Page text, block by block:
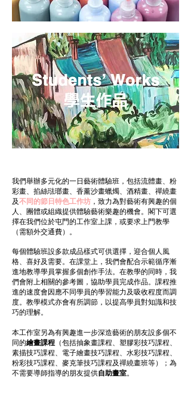
我們舉辦多元化的一日藝術體驗班，包括流體畫、粉
彩畫、掐絲琺瑯畫、香薰沙畫蠟燭、酒精畫、禪繞畫
及不同的節日特色工作坊 ，致力為對藝術有興趣的個
人、團體或組織提供體驗藝術樂趣的機會。閣下可選
擇在我們位於屯門的工作室上課，或要求上門教學
（需額外交通費）。
每個體驗班設多款成品樣式可供選擇， 迎合個人風
格、喜好及需要。在課堂上，我們會配合示範循序漸
進地教導學員掌握多個創作手法。在教學的同時，我
們會附上相關的參考圖，協助學員完成作品。課程推
進的速度會因應不同學員的學習能力及吸收程度而調
度。教學模式亦會有所調節，以提高學員對知識和技
巧的理解。
本工作室另為有興趣進一步深造藝術的朋友設多個不
同的繪畫課程 （包括抽象畫課程、塑膠彩技巧課程、
素描技巧課程、電子繪畫技巧課程、水彩技巧課程、
粉彩技巧課程、麥克筆技巧課程及禪繞畫班等）；為
不需要導師指導的朋友提供自助畫室。